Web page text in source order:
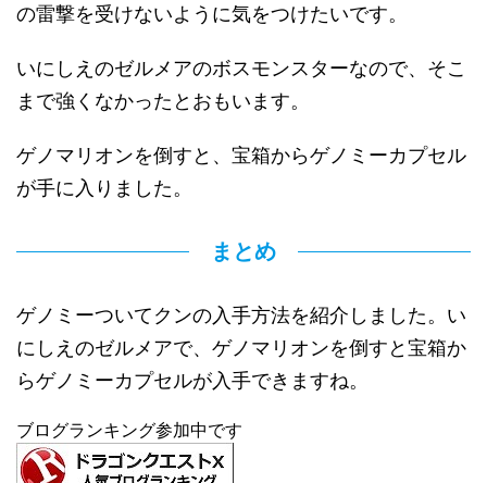
の雷撃を受けないように気をつけたいです。
いにしえのゼルメアのボスモンスターなので、そこ
まで強くなかったとおもいます。
ゲノマリオンを倒すと、宝箱からゲノミーカプセル
が手に入りました。
まとめ
ゲノミーついてクンの入手方法を紹介しました。い
にしえのゼルメアで、ゲノマリオンを倒すと宝箱か
らゲノミーカプセルが入手できますね。
ブログランキング参加中です